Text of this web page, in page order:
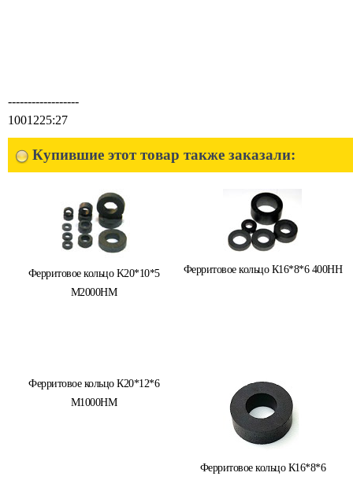
------------------
1001225:27
Купившие этот товар также заказали:
Ферритовое кольцо K20*10*5
M2000HM
Ферритовое кольцо К16*8*6 400НН
Ферритовое кольцо К20*12*6
М1000НМ
Ферритовое кольцо К16*8*6